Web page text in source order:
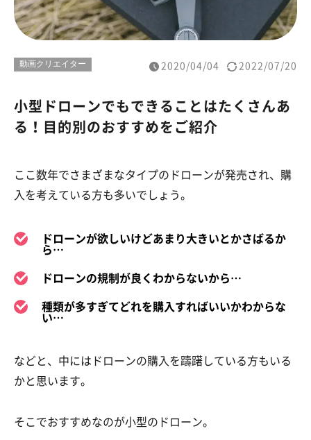
動画クリエイター 2020/04/04 2022/07/20
小型ドローンでもできることはたくさんあ
る！目的別のおすすめをご紹介
ここ数年でさまざまなタイプのドローンが発売され、購
入を考えている方も多いでしょう。
ドローンが欲しいけどあまり大きいとかさばるか
ら…
ドローンの規制が良くわからないから…
種類が多すぎてどれを購入すればいいかわからな
い…
などと、中にはドローンの購入を躊躇している方もいる
かと思います。
そこでおすすめなのが小型のドローン。